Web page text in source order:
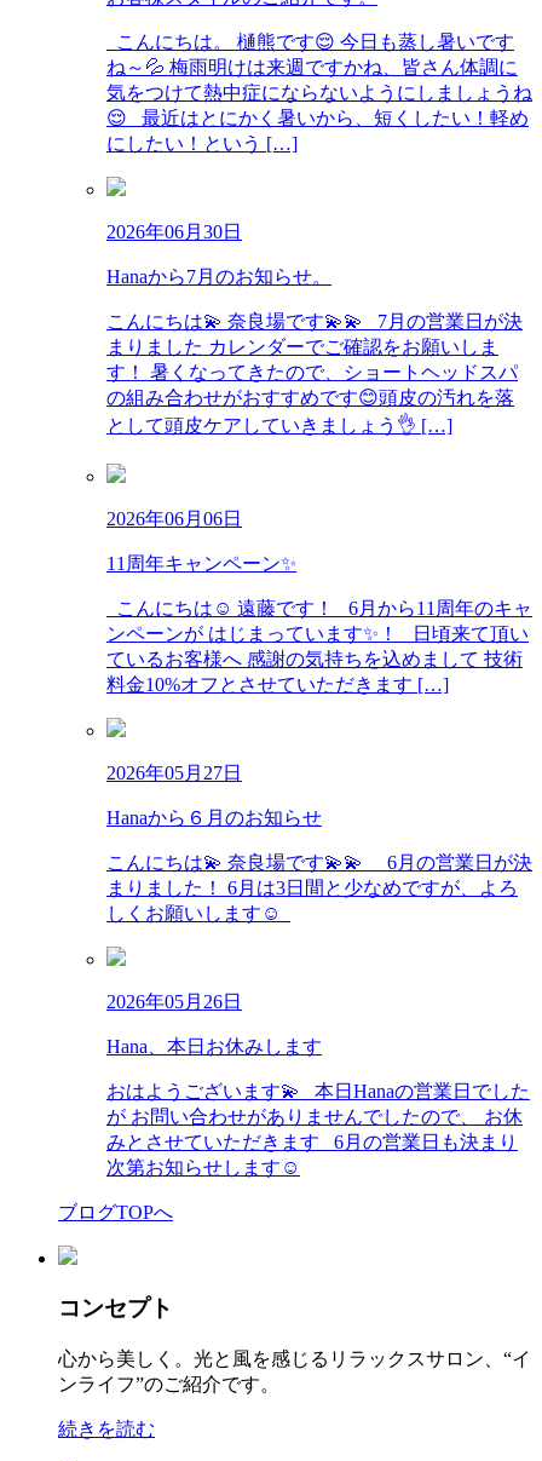
こんにちは。 樋熊です😌 今日も蒸し暑いです
ね～💦 梅雨明けは来週ですかね、皆さん体調に
気をつけて熱中症にならないようにしましょうね
😌 最近はとにかく暑いから、短くしたい！軽め
にしたい！という […]
2026年06月30日
Hanaから7月のお知らせ。
こんにちは💫 奈良場です💫💫 7月の営業日が決
まりました カレンダーでご確認をお願いしま
す！ 暑くなってきたので、ショートヘッドスパ
の組み合わせがおすすめです😊頭皮の汚れを落
として頭皮ケアしていきましょう👌 […]
2026年06月06日
11周年キャンペーン✨
こんにちは☺️ 遠藤です！ 6月から11周年のキャ
ンペーンが はじまっています✨！ 日頃来て頂い
ているお客様へ 感謝の気持ちを込めまして 技術
料金10%オフとさせていただきます […]
2026年05月27日
Hanaから６月のお知らせ
こんにちは💫 奈良場です💫💫 6月の営業日が決
まりました！ 6月は3日間と少なめですが、よろ
しくお願いします☺︎
2026年05月26日
Hana、本日お休みします
おはようございます💫 本日Hanaの営業日でした
が お問い合わせがありませんでしたので、 お休
みとさせていただきます 6月の営業日も決まり
次第お知らせします☺︎
ブログTOPへ
コンセプト
心から美しく。光と風を感じるリラックスサロン、“イ
ンライフ”のご紹介です。
続きを読む